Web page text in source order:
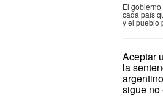
El
cada país
y el pueblo
Aceptar
la
sigue no